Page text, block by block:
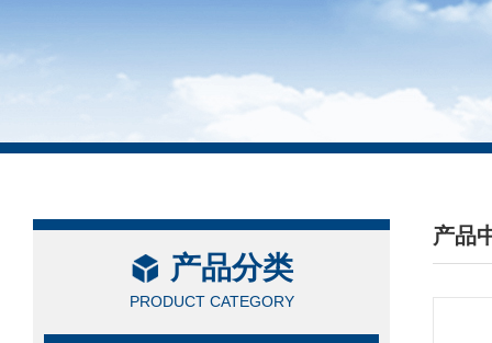
产品分类
PRODUCT CATEGORY
产品
/